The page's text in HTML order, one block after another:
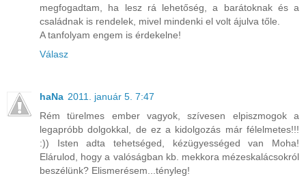
megfogadtam, ha lesz rá lehetőség, a barátoknak és a
családnak is rendelek, mivel mindenki el volt ájulva tőle.
A tanfolyam engem is érdekelne!
Válasz
haNa 2011. január 5. 7:47
Rém türelmes ember vagyok, szívesen elpiszmogok a
legapróbb dolgokkal, de ez a kidolgozás már félelmetes!!!
:)) Isten adta tehetséged, kézügyességed van Moha!
Elárulod, hogy a valóságban kb. mekkora mézeskalácsokról
beszélünk? Elismerésem...tényleg!